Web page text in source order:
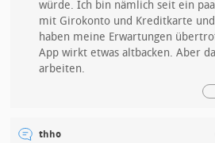
würde. Ich bin nämlich seit ein
mit Girokonto und Kreditkarte und
haben meine Erwartungen
App wirkt etwas altbacken. Aber
arbeiten.
thho